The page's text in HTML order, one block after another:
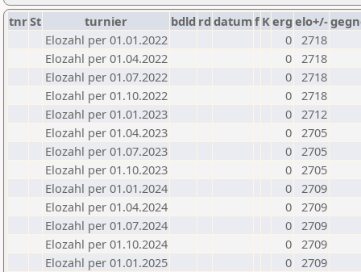
tnrSt turnier bdld rd datumf Kerg elo+/-
Elozahl per 01.01.2022
0 2718
Elozahl per 01.04.2022
0 2718
Elozahl per 01.07.2022
0 2718
Elozahl per 01.10.2022
0 2718
Elozahl per 01.01.2023
0 2712
Elozahl per 01.04.2023
0 2705
Elozahl per 01.07.2023
0 2705
Elozahl per 01.10.2023
0 2705
Elozahl per 01.01.2024
0 2709
Elozahl per 01.04.2024
0 2709
Elozahl per 01.07.2024
0 2709
Elozahl per 01.10.2024
0 2709
Elozahl per 01.01.2025
0 2709